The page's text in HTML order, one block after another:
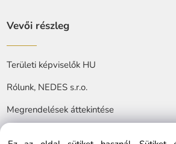
Vevői részleg
Területi képviselők HU
Rólunk, NEDES s.r.o.
Megrendelések áttekintése